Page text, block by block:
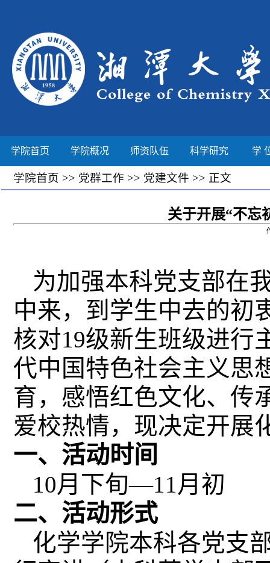
学院首页 学院概况 师资队伍 科学研究 学
学院首页 >> 党群工作 >> 党建文件 >> 正文
关于开展“不忘
为加强本科党支部在
中来，到学生中去的初
核对19级新生班级进行
代中国特色社会主义思
育，感悟红色文化、传
爱校热情，现决定开展
一、活动时间
10月下旬—11月初
二、活动形式
化学学院本科各党支